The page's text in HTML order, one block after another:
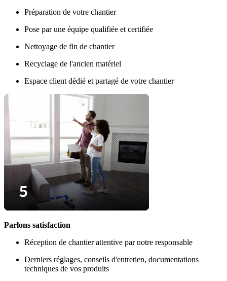
Préparation de votre chantier
Pose par une équipe qualifiée et certifiée
Nettoyage de fin de chantier
Recyclage de l'ancien matériel
Espace client dédié et partagé de votre chantier
Parlons satisfaction
Réception de chantier attentive par notre responsable
Derniers réglages, conseils d'entretien, documentations
techniques de vos produits